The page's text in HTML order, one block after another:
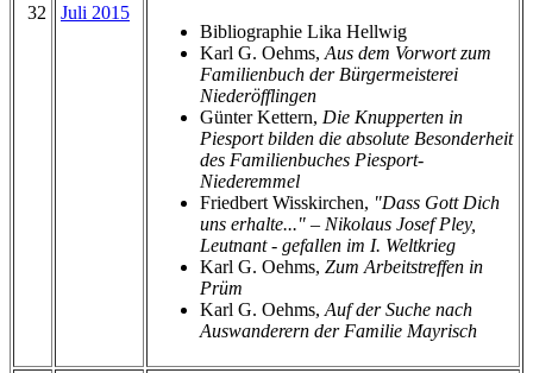
32
Juli 2015
Bibliographie Lika Hellwig
Karl G. Oehms, Aus dem Vorwort zum
Familienbuch der Bürgermeisterei
Niederöfflingen
Günter Kettern, Die Knupperten in
Piesport bilden die absolute Besonderheit
des Familienbuches Piesport-
Niederemmel
Friedbert Wisskirchen, "Dass Gott Dich
uns erhalte..." – Nikolaus Josef Pley,
Leutnant - gefallen im I. Weltkrieg
Karl G. Oehms, Zum Arbeitstreffen in
Prüm
Karl G. Oehms, Auf der Suche nach
Auswanderern der Familie Mayrisch